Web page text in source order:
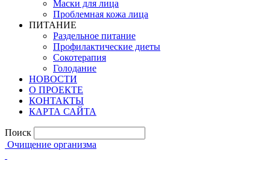
Маски для лица
Проблемная кожа лица
ПИТАНИЕ
Раздельное питание
Профилактические диеты
Сокотерапия
Голодание
НОВОСТИ
О ПРОЕКТЕ
КОНТАКТЫ
КАРТА САЙТА
Поиск
Очищение организма